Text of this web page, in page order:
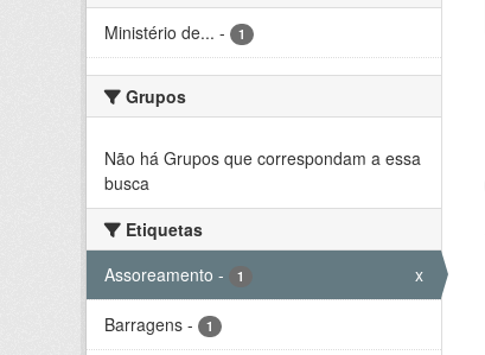
Ministério de... - 1
Grupos
Não há Grupos que correspondam a essa
busca
Etiquetas
Assoreamento - 1 x
Barragens - 1